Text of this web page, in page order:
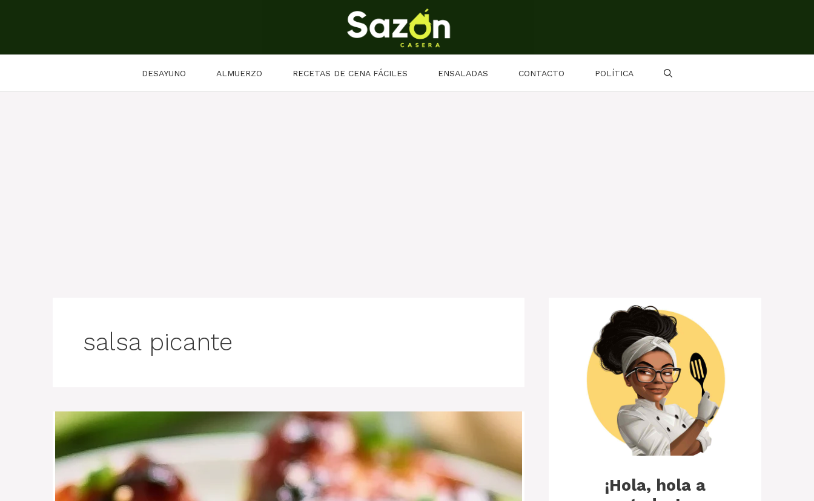
DESAYUNO ALMUERZO RECETAS DE CENA FÁCILES ENSALADAS CONTACTO POLÍTICA
salsa picante
¡Hola, hola a